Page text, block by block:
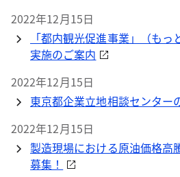
2022年12月15日
「都内観光促進事業」（も
実施のご案内
2022年12月15日
東京都企業立地相談センター
2022年12月15日
製造現場における原油価格高
募集！